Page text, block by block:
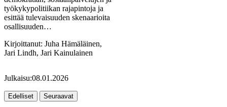
työkykypolitiikan rajapintoja ja
esittää tulevaisuuden skenaarioita
osallisuuden…
Kirjoittanut: Juha Hämäläinen,
Jari Lindh, Jari Kainulainen
Julkaisu:08.01.2026
Edelliset Seuraavat